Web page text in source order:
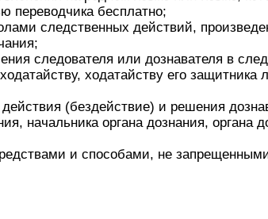
переводчика бесплатно;
следственных действий,
следователя или дознавателя в
ходатайству его защитника
(бездействие) и решения
начальника органа дознания, органа
и способами, не